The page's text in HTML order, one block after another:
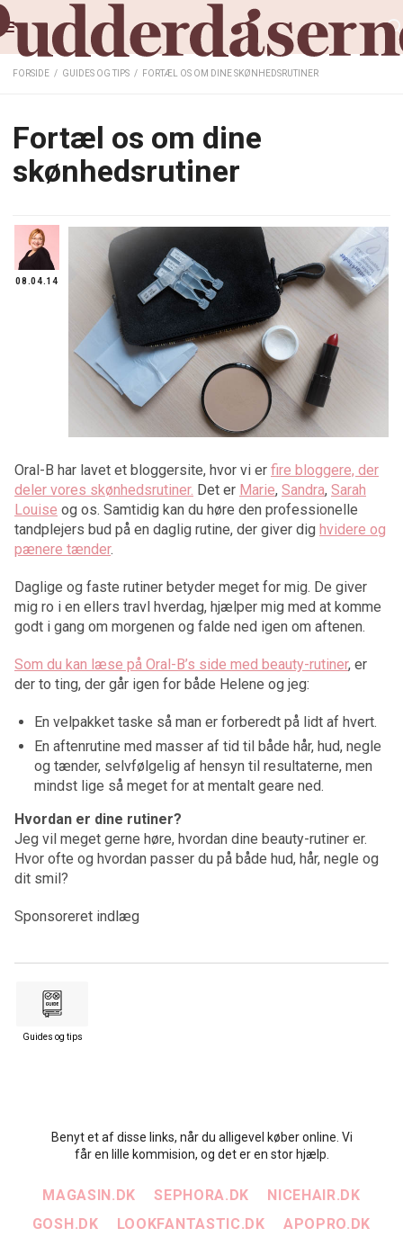
FORSIDE / GUIDES OG TIPS / FORTÆL OS OM DINE SKØNHEDSRUTINER
Fortæl os om dine
skønhedsrutiner
08.04.14
Oral-B har lavet et bloggersite, hvor vi er fire bloggere, der
deler vores skønhedsrutiner. Det er Marie, Sandra, Sarah
Louise og os. Samtidig kan du høre den professionelle
tandplejers bud på en daglig rutine, der giver dig hvidere og
pænere tænder.
Daglige og faste rutiner betyder meget for mig. De giver
mig ro i en ellers travl hverdag, hjælper mig med at komme
godt i gang om morgenen og falde ned igen om aftenen.
Som du kan læse på Oral-B’s side med beauty-rutiner, er
der to ting, der går igen for både Helene og jeg:
En velpakket taske så man er forberedt på lidt af hvert.
En aftenrutine med masser af tid til både hår, hud, negle
og tænder, selvfølgelig af hensyn til resultaterne, men
mindst lige så meget for at mentalt geare ned.
Hvordan er dine rutiner?
Jeg vil meget gerne høre, hvordan dine beauty-rutiner er.
Hvor ofte og hvordan passer du på både hud, hår, negle og
dit smil?
Sponsoreret indlæg
Guides og tips
Benyt et af disse links, når du alligevel køber online. Vi
får en lille kommision, og det er en stor hjælp.
MAGASIN.DK SEPHORA.DK
NICEHAIR.DK
GOSH.DK
LOOKFANTASTIC.DK APOPRO.DK